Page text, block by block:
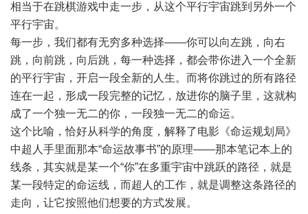
相当于在跳棋游戏中走一步，从这个平行宇宙跳到另外一个
平行宇宙。
每一步，我们都有无穷多种选择——你可以向左跳，向右
跳，向前跳，向后跳，每一种选择，都会带你进入一个全新
的平行宇宙，开启一段全新的人生。而将你跳过的所有路径
连在一起，形成一段完整的记忆，放进你的脑子里，这就构
成了一个独一无二的你，一段独一无二的命运。
这个比喻，恰好从科学的角度，解释了电影《命运规划局》
中超人手里面那本“命运故事书”的原理——那本笔记本上的
线条，其实就是某一个“你”在多重宇宙中跳跃的路径，就是
某一段特定的命运线，而超人的工作，就是调整这条路径的
走向，让它按照他们想要的方式发展。